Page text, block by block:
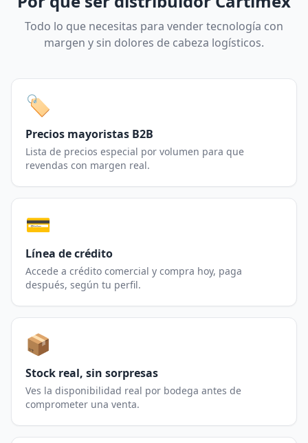
Todo lo que necesitas para vender tecnología con
margen y sin dolores de cabeza logísticos.
🏷️
Precios mayoristas B2B
Lista de precios especial por volumen para que
revendas con margen real.
💳
Línea de crédito
Accede a crédito comercial y compra hoy, paga
después, según tu perfil.
📦
Stock real, sin sorpresas
Ves la disponibilidad real por bodega antes de
comprometer una venta.